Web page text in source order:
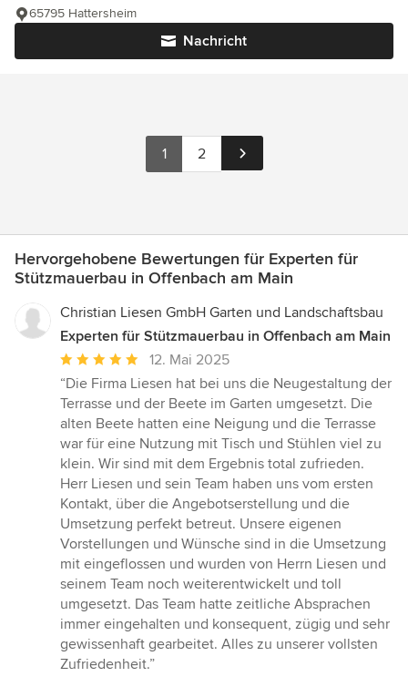
Nachricht
65795 Hattersheim
1 2
Hervorgehobene Bewertungen für Experten für
Stützmauerbau in Offenbach am Main
Christian Liesen GmbH Garten und Landschaftsbau
Experten für Stützmauerbau in Offenbach am Main
Durchschnittliche
Bewertung:
5
von
5
Sternen
12. Mai 2025
“Die Firma Liesen hat bei uns die Neugestaltung der
Terrasse und der Beete im Garten umgesetzt. Die
alten Beete hatten eine Neigung und die Terrasse
war für eine Nutzung mit Tisch und Stühlen viel zu
klein. Wir sind mit dem Ergebnis total zufrieden.
Herr Liesen und sein Team haben uns vom ersten
Kontakt, über die Angebotserstellung und die
Umsetzung perfekt betreut. Unsere eigenen
Vorstellungen und Wünsche sind in die Umsetzung
mit eingeflossen und wurden von Herrn Liesen und
seinem Team noch weiterentwickelt und toll
umgesetzt. Das Team hatte zeitliche Absprachen
immer eingehalten und konsequent, zügig und sehr
gewissenhaft gearbeitet. Alles zu unserer vollsten
Zufriedenheit.”